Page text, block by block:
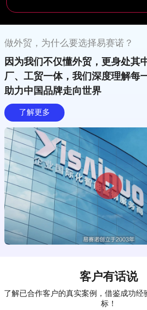
做外贸，为什么要选择易赛诺？
因为我们不仅懂外贸，更身处其
厂、工贸一体，我们深度理解每
助力中国品牌走向世界
了解更多
客户有话说
了解已合作客户的真实案例，借鉴成功经
标！